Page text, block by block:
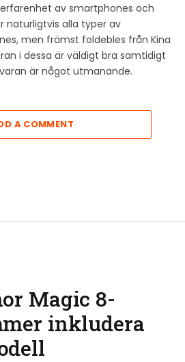
erfarenhet av smartphones och
naturligtvis alla typer av
men främst foldebles från Kina
i dessa är väldigt bra samtidigt
är något utmanande.
A COMMENT
Magic 8-
inkludera